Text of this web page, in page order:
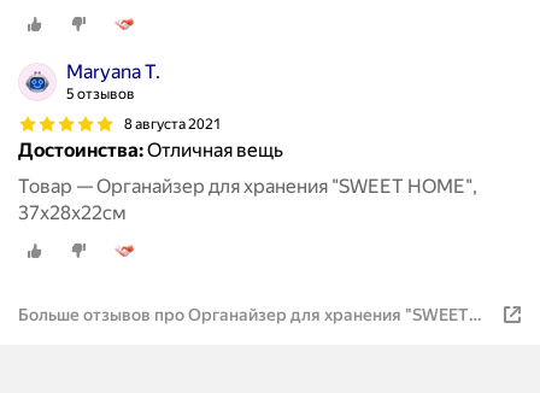
Maryana T.
5 отзывов
8 августа 2021
Достоинства:Отличная вещь
Товар — Органайзер для хранения "SWEET HOME",
37х28х22см
Больше отзывов про Органайзер для хранения "SWEET